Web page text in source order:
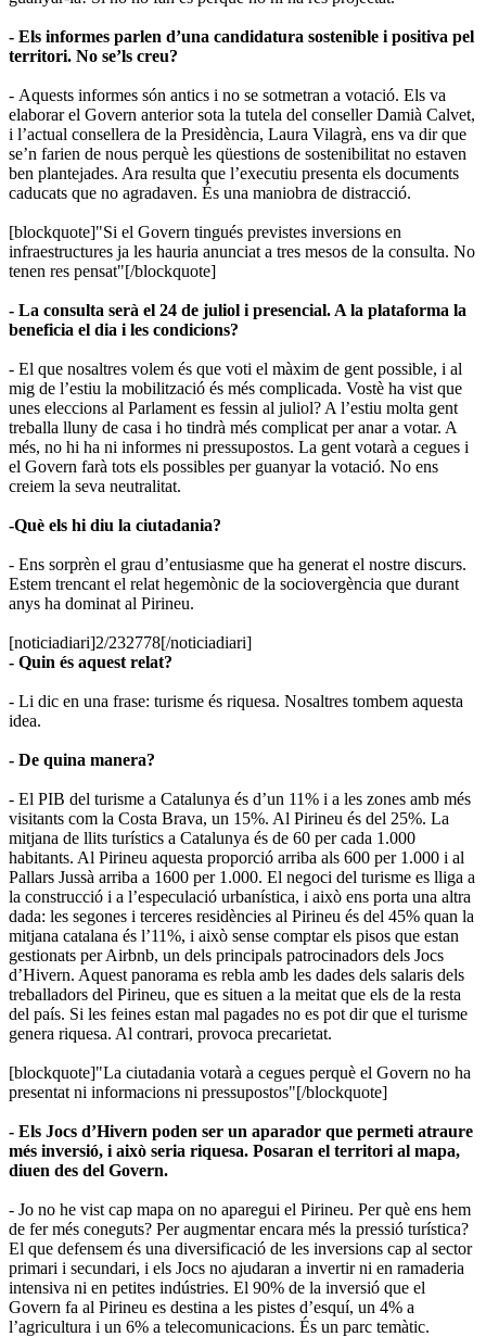
- Els informes parlen d’una candidatura sostenible i positiva pel
territori. No se’ls creu?
- Aquests informes són antics i no se sotmetran a votació. Els va
elaborar el Govern anterior sota la tutela del conseller Damià Calvet,
i l’actual consellera de la Presidència, Laura Vilagrà, ens va dir que
se’n farien de nous perquè les qüestions de sostenibilitat no estaven
ben plantejades. Ara resulta que l’executiu presenta els documents
caducats que no agradaven. És una maniobra de distracció.
[blockquote]"Si el Govern tingués previstes inversions en
infraestructures ja les hauria anunciat a tres mesos de la consulta. No
tenen res pensat"[/blockquote]
- La consulta serà el 24 de juliol i presencial. A la plataforma la
beneficia el dia i les condicions?
- El que nosaltres volem és que voti el màxim de gent possible, i al
mig de l’estiu la mobilització és més complicada. Vostè ha vist que
unes eleccions al Parlament es fessin al juliol? A l’estiu molta gent
treballa lluny de casa i ho tindrà més complicat per anar a votar. A
més, no hi ha ni informes ni pressupostos. La gent votarà a cegues i
el Govern farà tots els possibles per guanyar la votació. No ens
creiem la seva neutralitat.
-Què els hi diu la ciutadania?
- Ens sorprèn el grau d’entusiasme que ha generat el nostre discurs.
Estem trencant el relat hegemònic de la sociovergència que durant
anys ha dominat al Pirineu.
[noticiadiari]2/232778[/noticiadiari]
- Quin és aquest relat?
- Li dic en una frase: turisme és riquesa. Nosaltres tombem aquesta
idea.
- De quina manera?
- El PIB del turisme a Catalunya és d’un 11% i a les zones amb més
visitants com la Costa Brava, un 15%. Al Pirineu és del 25%. La
mitjana de llits turístics a Catalunya és de 60 per cada 1.000
habitants. Al Pirineu aquesta proporció arriba als 600 per 1.000 i al
Pallars Jussà arriba a 1600 per 1.000. El negoci del turisme es lliga a
la construcció i a l’especulació urbanística, i això ens porta una altra
dada: les segones i terceres residències al Pirineu és del 45% quan la
mitjana catalana és l’11%, i això sense comptar els pisos que estan
gestionats per Airbnb, un dels principals patrocinadors dels Jocs
d’Hivern. Aquest panorama es rebla amb les dades dels salaris dels
treballadors del Pirineu, que es situen a la meitat que els de la resta
del país. Si les feines estan mal pagades no es pot dir que el turisme
genera riquesa. Al contrari, provoca precarietat.
[blockquote]"La ciutadania votarà a cegues perquè el Govern no ha
presentat ni informacions ni pressupostos"[/blockquote]
- Els Jocs d’Hivern poden ser un aparador que permeti atraure
més inversió, i això seria riquesa. Posaran el territori al mapa,
diuen des del Govern.
- Jo no he vist cap mapa on no aparegui el Pirineu. Per què ens hem
de fer més coneguts? Per augmentar encara més la pressió turística?
El que defensem és una diversificació de les inversions cap al sector
primari i secundari, i els Jocs no ajudaran a invertir ni en ramaderia
intensiva ni en petites indústries. El 90% de la inversió que el
Govern fa al Pirineu es destina a les pistes d’esquí, un 4% a
l’agricultura i un 6% a telecomunicacions. És un parc temàtic.